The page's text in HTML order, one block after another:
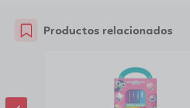
Productos relacionados